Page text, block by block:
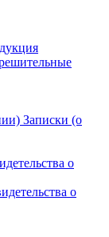
Записки (о
о
о